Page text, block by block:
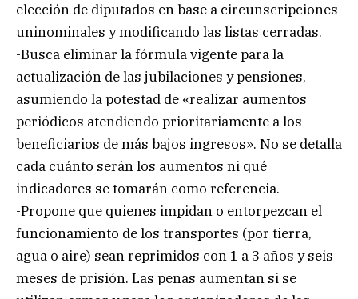
elección de diputados en base a circunscripciones
uninominales y modificando las listas cerradas.
-Busca eliminar la fórmula vigente para la
actualización de las jubilaciones y pensiones,
asumiendo la potestad de «realizar aumentos
periódicos atendiendo prioritariamente a los
beneficiarios de más bajos ingresos». No se detalla
cada cuánto serán los aumentos ni qué
indicadores se tomarán como referencia.
-Propone que quienes impidan o entorpezcan el
funcionamiento de los transportes (por tierra,
agua o aire) sean reprimidos con 1 a 3 años y seis
meses de prisión. Las penas aumentan si se